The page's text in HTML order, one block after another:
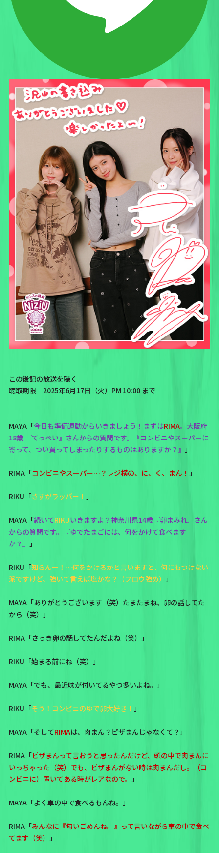
この後記の放送を聴く
聴取期限 2025年6月17日（火）PM 10:00 まで
MAYA「今日も準備運動からいきましょう！まずはRIMA。大阪府
18歳 『てっぺい』さんからの質問です。『コンビニやスーパーに
寄って、つい買ってしまったりするものはありますか？』 」
RIMA「コンビニやスーパー…？レジ横の、に、く、まん！ 」
RIKU「さすがラッパー！ 」
MAYA「続いてRIKUいきますよ？神奈川県14歳『卵まみれ』さん
からの質問です。『ゆでたまごには、何をかけて食べます
か？』 」
RIKU「知らんー！…何をかけるかと言いますと、何にもつけない
派ですけど、強いて言えば塩かな？（フロウ強め） 」
MAYA「ありがとうございます（笑）たまたまね、卵の話してた
から（笑）」
RIMA「さっき卵の話してたんだよね（笑）」
RIKU「始まる前にね（笑）」
MAYA「でも、最近味が付いてるやつ多いよね。」
RIKU「そう！コンビニのゆで卵大好き！ 」
MAYA「そしてRIMAは、肉まん？ピザまんじゃなくて？」
RIMA「ピザまんって言おうと思ったんだけど、頭の中で肉まんに
いっちゃった（笑）でも、ピザまんがない時は肉まんだし。（コ
ンビニに）置いてある時がレアなので。 」
MAYA「よく車の中で食べるもんね。」
RIMA「みんなに『匂いごめんね。』って言いながら車の中で食べ
てます（笑） 」